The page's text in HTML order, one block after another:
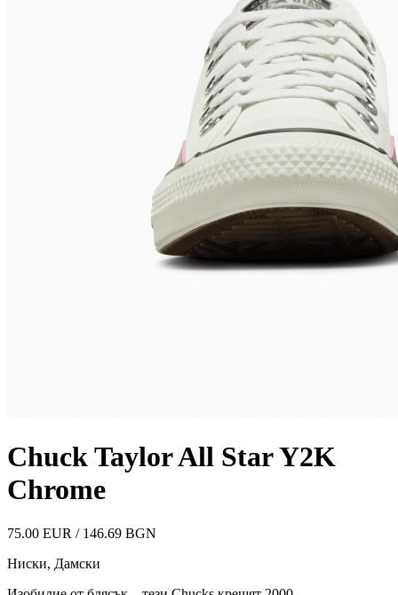
Chuck Taylor All Star Y2K
Chrome
75.00 EUR / 146.69 BGN
Ниски, Дамски